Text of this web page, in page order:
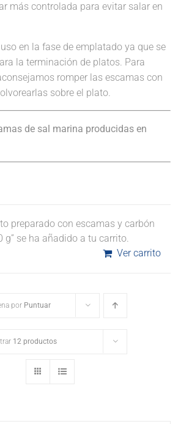
más controlada para evitar salar en
en la fase de emplatado ya que se
la terminación de platos. Para
romper las escamas con
sobre el plato.
de sal marina producidas en
preparado con escamas y carbón
g” se ha añadido a tu carrito.
Ver carrito
por Puntuar
12 productos